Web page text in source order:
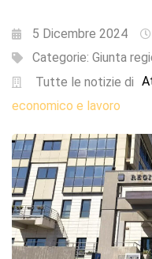
5 Dicembre 2024
Categorie: Giunta
Tutte le notizie di
economico e lavoro